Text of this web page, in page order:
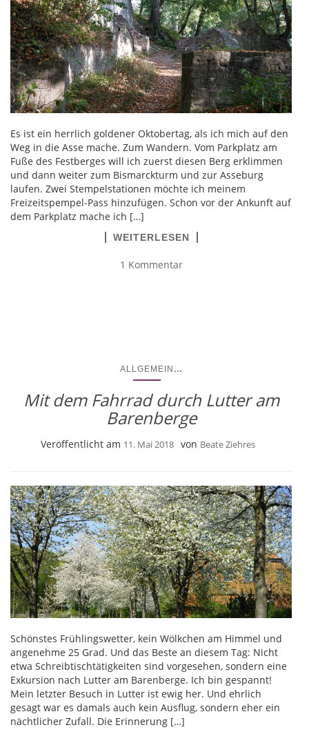
Es ist ein herrlich goldener Oktobertag, als ich mich auf den
Weg in die Asse mache. Zum Wandern. Vom Parkplatz am
Fuße des Festberges will ich zuerst diesen Berg erklimmen
und dann weiter zum Bismarckturm und zur Asseburg
laufen. Zwei Stempelstationen möchte ich meinem
Freizeitspempel-Pass hinzufügen. Schon vor der Ankunft auf
dem Parkplatz mache ich […]
WEITERLESEN
1 Kommentar
ALLGEMEIN ...
Mit dem Fahrrad durch Lutter am
Barenberge
Veröffentlicht am 11. Mai 2018 von Beate Ziehres
Schönstes Frühlingswetter, kein Wölkchen am Himmel und
angenehme 25 Grad. Und das Beste an diesem Tag: Nicht
etwa Schreibtischtätigkeiten sind vorgesehen, sondern eine
Exkursion nach Lutter am Barenberge. Ich bin gespannt!
Mein letzter Besuch in Lutter ist ewig her. Und ehrlich
gesagt war es damals auch kein Ausflug, sondern eher ein
nächtlicher Zufall. Die Erinnerung […]